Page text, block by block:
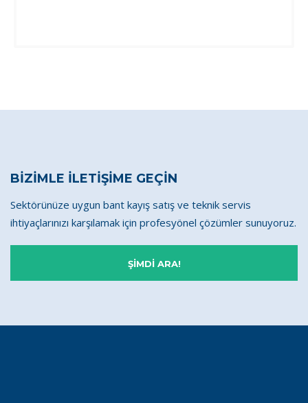
BİZİMLE İLETİŞİME GEÇİN
Sektörünüze uygun bant kayış satış ve teknik servis
ihtiyaçlarınızı karşılamak için profesyönel çözümler sunuyoruz.
ŞİMDİ ARA!